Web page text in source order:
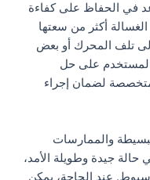
في الحفاظ على كفاءة
أكثر من سعتها
تلف المحرك أو بعض
المستخدم على حل
لضمان إجراء
والممارسات
جيدة وطويلة الأمد،
عند الحاجة، يمكن